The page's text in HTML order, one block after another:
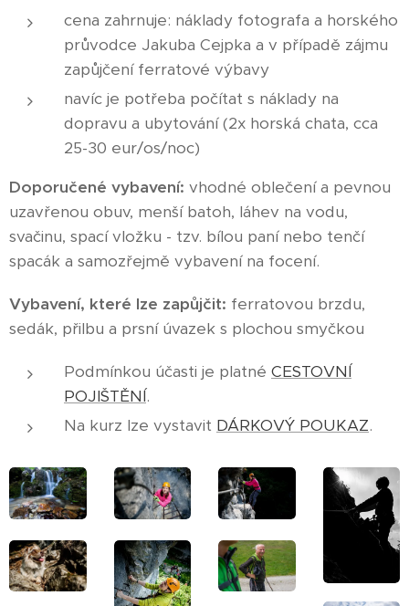
cena zahrnuje: náklady fotografa a horského
průvodce Jakuba Cejpka a v případě zájmu
zapůjčení ferratové výbavy
navíc je potřeba počítat s náklady na
dopravu a ubytování (2x horská chata, cca
25-30 eur/os/noc)
Doporučené vybavení: vhodné oblečení a pevnou
uzavřenou obuv, menší batoh, láhev na vodu,
svačinu, spací vložku - tzv. bílou paní nebo tenčí
spacák a samozřejmě vybavení na focení.
Vybavení, které lze zapůjčit: ferratovou brzdu,
sedák, přilbu a prsní úvazek s plochou smyčkou
Podmínkou účasti je platné CESTOVNÍ
POJIŠTĚNÍ.
Na kurz lze vystavit DÁRKOVÝ POUKAZ.